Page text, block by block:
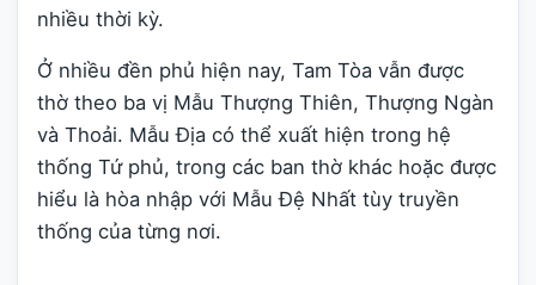
nhiều thời kỳ.
Ở nhiều đền phủ hiện nay, Tam Tòa vẫn được
thờ theo ba vị Mẫu Thượng Thiên, Thượng Ngàn
và Thoải. Mẫu Địa có thể xuất hiện trong hệ
thống Tứ phủ, trong các ban thờ khác hoặc được
hiểu là hòa nhập với Mẫu Đệ Nhất tùy truyền
thống của từng nơi.